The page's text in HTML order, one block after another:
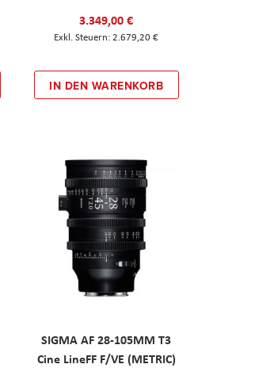
3.349,00 €
2.679,20 €
IN DEN WARENKORB
SIGMA AF 28-105MM T3
Cine LineFF F/VE (METRIC)